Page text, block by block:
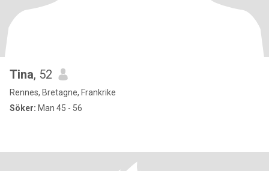
Tina, 52
Rennes, Bretagne, Frankrike
Söker: Man 45 - 56